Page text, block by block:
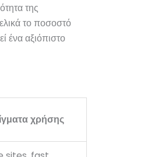
της
το ποσοστό
ένα αξιόπιστο
χρήσης